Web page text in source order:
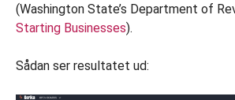
(Washington State’s Department of
Starting Businesses).
Sådan ser resultatet ud: